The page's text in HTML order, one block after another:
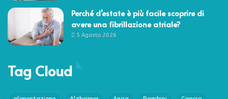
Perché d’estate è più facile scoprire di
avere una fibrillazione atriale?
5 Agosto 2026
Tag Cloud